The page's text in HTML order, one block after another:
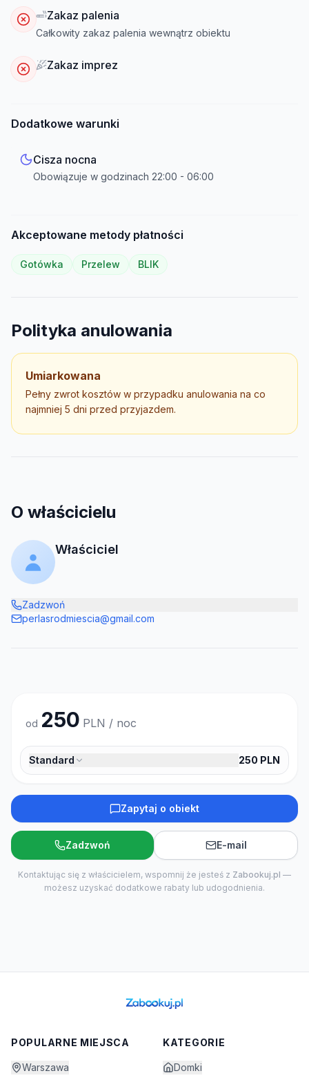
Zakaz palenia
Całkowity zakaz palenia wewnątrz obiektu
Zakaz imprez
Dodatkowe warunki
Cisza nocna
Obowiązuje w godzinach 22:00 - 06:00
Akceptowane metody płatności
Gotówka Przelew BLIK
Polityka anulowania
Umiarkowana
Pełny zwrot kosztów w przypadku anulowania na co
najmniej 5 dni przed przyjazdem.
O właścicielu
Właściciel
Zadzwoń
perlasrodmiescia@gmail.com
od 250 PLN / noc
Standard 250 PLN
Zapytaj o obiekt
Zadzwoń E-mail
Kontaktując się z właścicielem, wspomnij że jesteś z Zabookuj.pl —
możesz uzyskać dodatkowe rabaty lub udogodnienia.
POPULARNE MIEJSCA
Warszawa
KATEGORIE
Domki